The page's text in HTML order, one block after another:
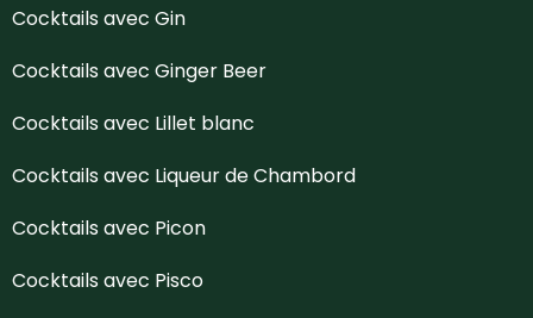
Cocktails avec Gin
Cocktails avec Ginger Beer
Cocktails avec Lillet blanc
Cocktails avec Liqueur de Chambord
Cocktails avec Picon
Cocktails avec Pisco